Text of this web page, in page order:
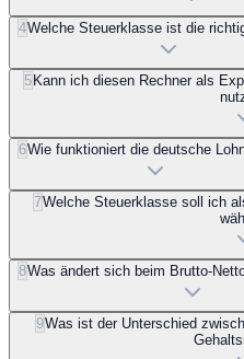
4Welche Steuerklasse ist die
5Kann ich diesen Rechner als
6Wie funktioniert die deutsche
7Welche Steuerklasse soll ich
8Was ändert sich beim Brutto-
9Was ist der Unterschied